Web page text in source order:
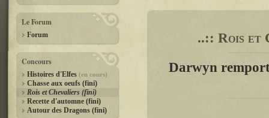
Le Forum
Forum
Concours
Histoires d'Elfes (en cours)
Chasse aux oeufs (fini)
Rois et Chevaliers (fini)
Recette d'automne (fini)
Autour des Dragons (fini)
..:: Rois et
Darwyn